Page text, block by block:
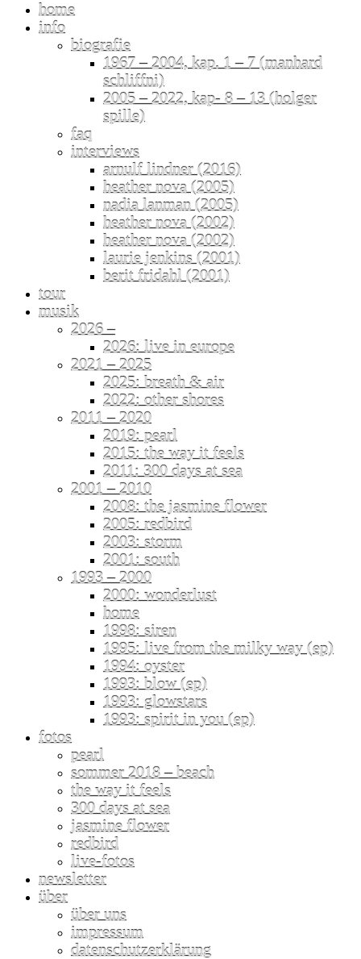
home
info
biografie
1967 – 2004, kap. 1 – 7 (manhard
schliffni)
2005 – 2022, kap- 8 – 13 (holger
spille)
faq
interviews
arnulf lindner (2016)
heather nova (2005)
nadia lanman (2005)
heather nova (2002)
heather nova (2002)
laurie jenkins (2001)
berit fridahl (2001)
tour
musik
2026 –
2026: live in europe
2021 – 2025
2025: breath & air
2022: other shores
2011 – 2020
2019: pearl
2015: the way it feels
2011: 300 days at sea
2001 – 2010
2008: the jasmine flower
2005: redbird
2003: storm
2001: south
1993 – 2000
2000: wonderlust
home
1998: siren
1995: live from the milky way (ep)
1994: oyster
1993: blow (ep)
1993: glowstars
1993: spirit in you (ep)
fotos
pearl
sommer 2018 – beach
the way it feels
300 days at sea
jasmine flower
redbird
live-fotos
newsletter
über
über uns
impressum
datenschutzerklärung